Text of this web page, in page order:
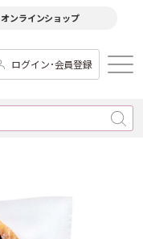
オンラインショップ
ログイン･会員登録